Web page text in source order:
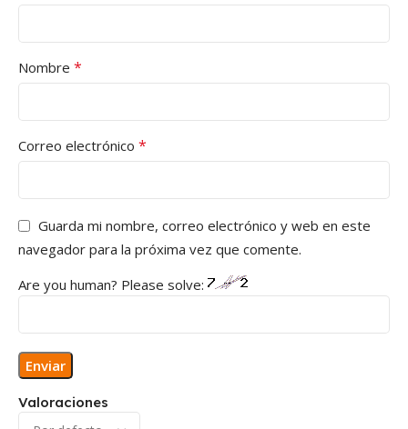
Valoraciones
Nombre *
Correo electrónico *
Guarda mi nombre, correo electrónico y web en este
navegador para la próxima vez que comente.
Are you human? Please solve: